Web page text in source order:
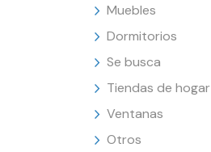
Muebles
Dormitorios
Se busca
Tiendas de hogar
Ventanas
Otros